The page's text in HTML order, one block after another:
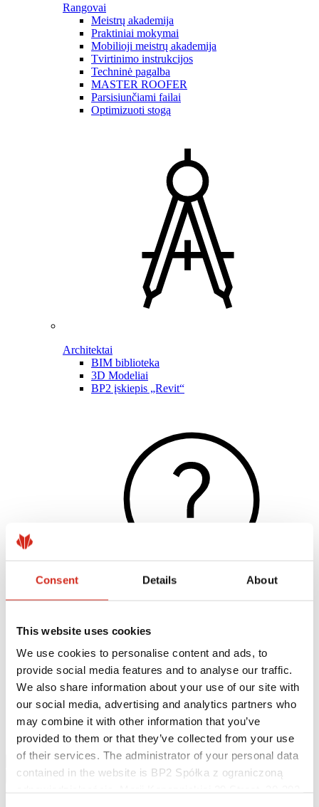
Consent Details About
This website uses cookies
We use cookies to personalise content and ads, to
provide social media features and to analyse our traffic.
We also share information about your use of our site with
our social media, advertising and analytics partners who
may combine it with other information that you’ve
provided to them or that they’ve collected from your use
of their services. The administrator of your personal data
contained in the website is BP2 Spółka z ograniczoną
Rangovai
Meistrų akademija
Praktiniai mokymai
Mobilioji meistrų akademija
Tvirtinimo instrukcijos
Techninė pagalba
MASTER ROOFER
Parsisiunčiami failai
Optimizuoti stogą
Architektai
BIM biblioteka
3D Modeliai
BP2 įskiepis „Revit“
Dangos, spalvos ir garantijos
Garantijos registravimas
Įgyvendinti projektai ir inspiracijos
Parsisiunčiami failai
Rasti rangovą
Kur įsigyti?
BIM bibliotekos
Parsisiųsti
Kontaktai